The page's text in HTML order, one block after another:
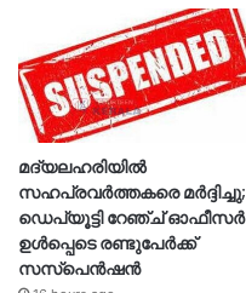
മദ്യലഹരിയിൽ
സഹപ്രവർത്തകരെ മർദ്ദിച്ചു;
ഡെപ്യൂട്ടി റേഞ്ച് ഓഫീസർ
ഉൾപ്പെടെ രണ്ടുപേർക്ക്
സസ്‌പെൻഷൻ